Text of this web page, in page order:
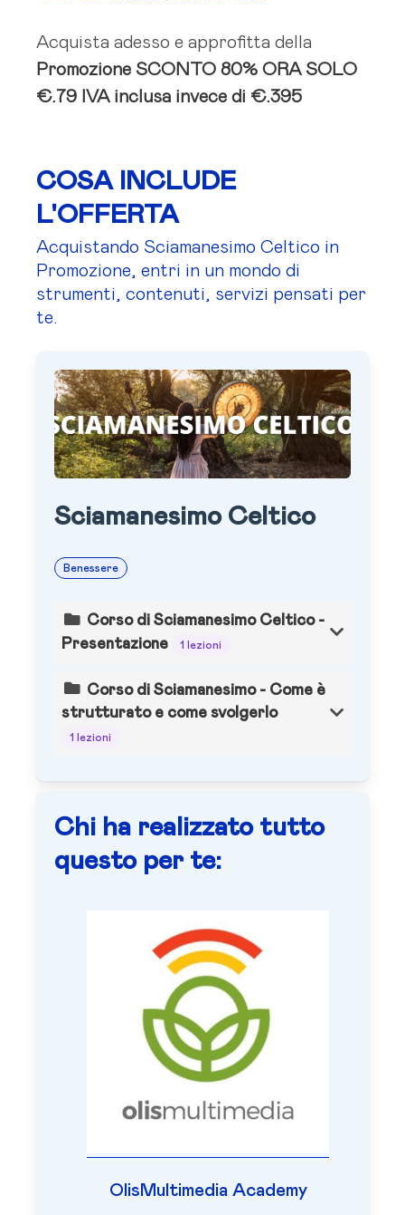
Acquista adesso e approfitta della
Promozione SCONTO 80% ORA SOLO
€.79 IVA inclusa invece di €.395
COSA INCLUDE
L'OFFERTA
Acquistando Sciamanesimo Celtico in
Promozione, entri in un mondo di
strumenti, contenuti, servizi pensati per
te.
Sciamanesimo Celtico
Benessere
Corso di Sciamanesimo Celtico -
Presentazione
1 lezioni
Corso di Sciamanesimo - Come è
strutturato e come svolgerlo
1 lezioni
Chi ha realizzato tutto
questo per te:
OlisMultimedia Academy